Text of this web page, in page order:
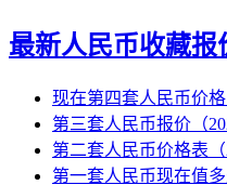
最新人民币收藏报
现在第四套人民币价格
第三套人民币报价（
第二套人民币价格表（
第一套人民币现在值多